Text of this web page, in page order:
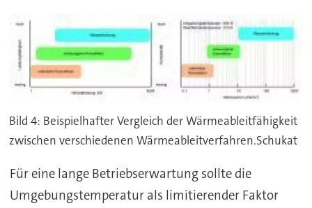
Bild 4: Beispielhafter Vergleich der Wärmeableitfähigkeit
zwischen verschiedenen Wärmeableitverfahren.Schukat
Für eine lange Betriebserwartung sollte die
Umgebungstemperatur als limitierender Faktor